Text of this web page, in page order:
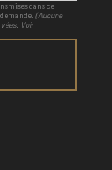
dans ce
(Aucune
Voir